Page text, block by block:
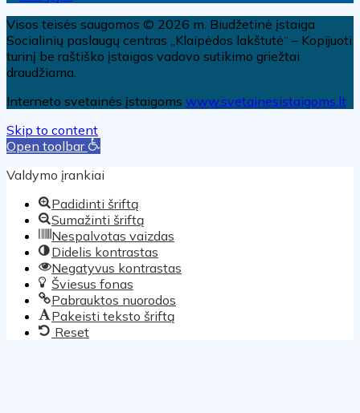
Visos teisės saugomos © 2026 m. Biudžetinė įstaiga
Socialinių paslaugų centras „Klaipėdos lakštutė“ – Kopijuoti
turinį be raštiško įstaigos vadovo sutikimo griežtai
draudžiama.
Interneto svetainės įstaigoms www.svetainesistaigoms.lt
Skip to content
Open toolbar
Valdymo įrankiai
Padidinti šriftą
Sumažinti šriftą
Nespalvotas vaizdas
Didelis kontrastas
Negatyvus kontrastas
Šviesus fonas
Pabrauktos nuorodos
Pakeisti teksto šriftą
Reset